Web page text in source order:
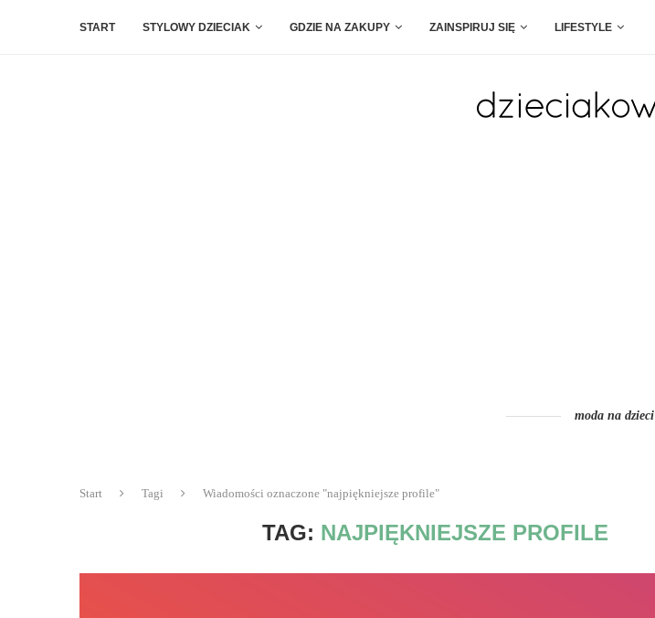
START STYLOWY DZIECIAK GDZIE NA ZAKUPY ZAINSPIRUJ SIĘ LIFESTYLE
moda na dzieci
Start Tagi Wiadomości oznaczone "najpiękniejsze profile"
TAG: NAJPIĘKNIEJSZE PROFILE